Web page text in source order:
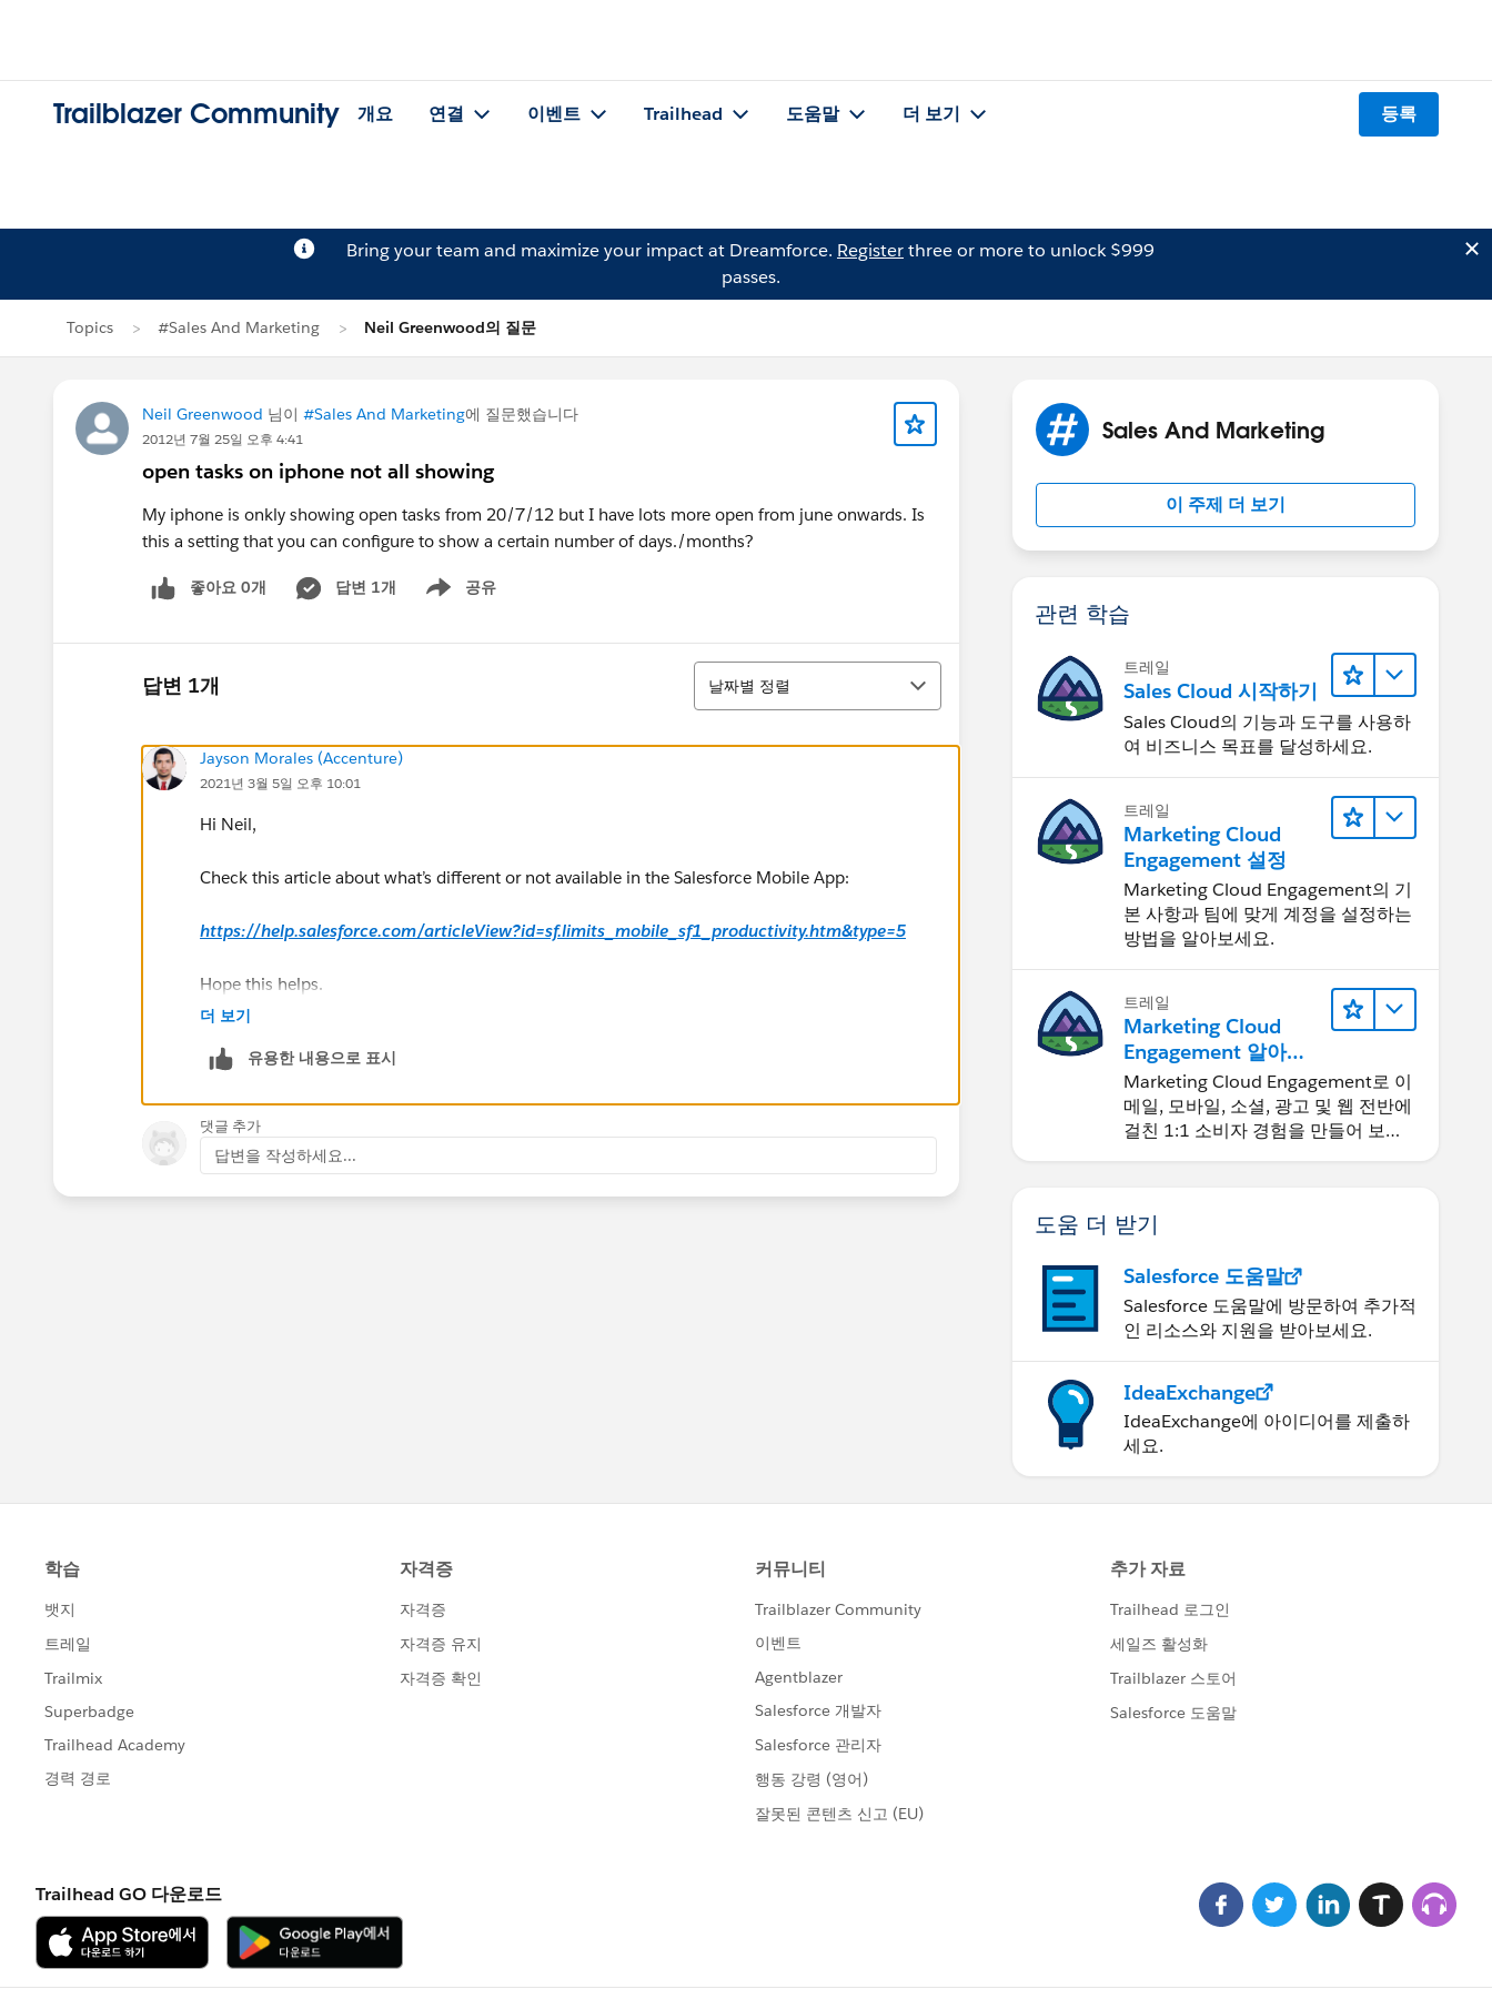
Trailblazer Community 개요 연결 이벤트 Trailhead 도움말 더 보기 등록
Bring your team and maximize your impact at Dreamforce. Registerthree or more to unlock $999
passes.
Topics #Sales And Marketing Neil Greenwood의 질문
Neil Greenwood 님이 #Sales And Marketing에 질문했습니다
2012년 7월 25일 오후 4:41
open tasks on iphone not all showing
My iphone is onkly showing open tasks from 20/7/12 but I have lots more open from june onwards. Is
this a setting that you can configure to show a certain number of days./months?
좋아요 0개 답변 1개 공유
Show menu
답변 1개
정렬
날짜별 정렬
Jayson Morales (Accenture)
2021년 3월 5일 오후 10:01
Hi Neil,
Check this article about what’s different or not available in the Salesforce Mobile App:
https://help.salesforce.com/articleView?id=sf.limits_mobile_sf1_productivity.htm&type=5
Hope this helps.
더 보기
유용한 내용으로 표시
댓글 추가
답변을 작성하세요...
Sales And Marketing
이 주제 더 보기
관련 학습
트레일
Sales Cloud 시작하기
Sales Cloud의 기능과 도구를 사용하
여 비즈니스 목표를 달성하세요.
트레일
Marketing Cloud
Engagement 설정
Marketing Cloud Engagement의 기
본 사항과 팀에 맞게 계정을 설정하는
방법을 알아보세요.
트레일
Marketing Cloud
Engagement 알아보
기
Marketing Cloud Engagement로 이
메일, 모바일, 소셜, 광고 및 웹 전반에
걸친 1:1 소비자 경험을 만들어 보세
도움 더 받기
Salesforce 도움말
Salesforce 도움말에 방문하여 추가적
인 리소스와 지원을 받아보세요.
IdeaExchange
IdeaExchange에 아이디어를 제출하
세요.